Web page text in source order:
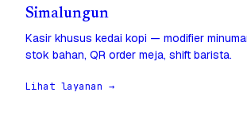
Simalungun
Kasir khusus kedai kopi — modifier
stok bahan, QR order meja, shift barista.
Lihat layanan →